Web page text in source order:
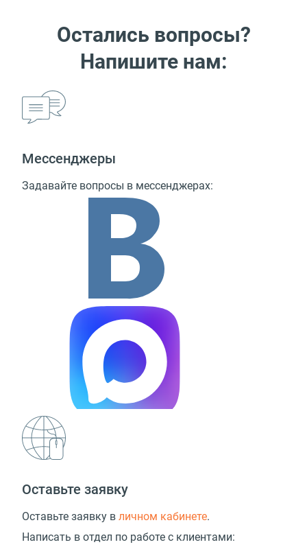
Остались вопросы?
Напишите нам:
Мессенджеры
Задавайте вопросы в мессенджерах:
Оставьте заявку
Оставьте заявку в личном кабинете.
Написать в отдел по работе с клиентами: